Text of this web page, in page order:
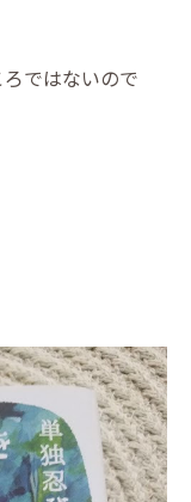
ではないので